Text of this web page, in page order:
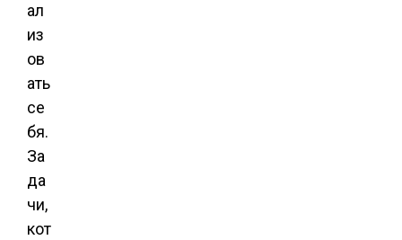
ал
из
ов
ать
се
бя.
За
да
чи,
кот